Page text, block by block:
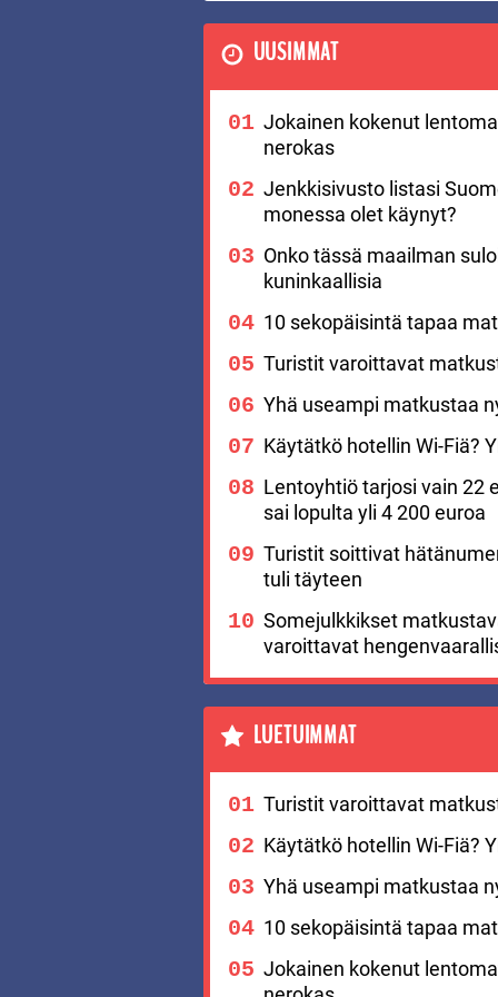
UUSIMMAT
Jokainen kokenut
nerokas
Jenkkisivusto listasi
monessa olet käynyt?
Onko tässä maailman
kuninkaallisia
10 sekopäisintä tapaa
Turistit varoittavat
Yhä useampi matkustaa
Käytätkö hotellin Wi-Fiä?
Lentoyhtiö tarjosi vain 22
sai lopulta yli 4 200 euroa
Turistit soittivat
tuli täyteen
Somejulkkikset
varoittavat
LUETUIMMAT
Turistit varoittavat
Käytätkö hotellin Wi-Fiä?
Yhä useampi matkustaa
10 sekopäisintä tapaa
Jokainen kokenut